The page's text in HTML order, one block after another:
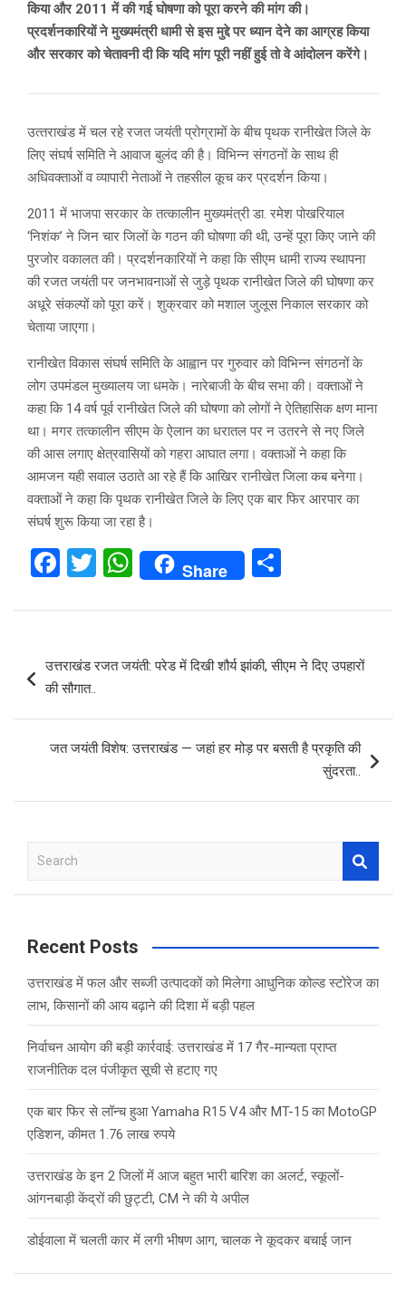
किया और 2011 में की गई घोषणा को पूरा करने की मांग की।
प्रदर्शनकारियों ने मुख्यमंत्री धामी से इस मुद्दे पर ध्यान देने का आग्रह किया
और सरकार को चेतावनी दी कि यदि मांग पूरी नहीं हुई तो वे आंदोलन करेंगे।
उत्‍तराखंड में चल रहे रजत जयंती प्रोग्रामों के बीच पृथक रानीखेत जिले के
लिए संघर्ष समिति ने आवाज बुलंद की है। विभिन्न संगठनों के साथ ही
अधिवक्ताओं व व्यापारी नेताओं ने तहसील कूच कर प्रदर्शन किया।
2011 में भाजपा सरकार के तत्कालीन मुख्यमंत्री डा. रमेश पोखरियाल
‘निशंक’ ने जिन चार जिलों के गठन की घोषणा की थी, उन्हें पूरा किए जाने की
पुरजोर वकालत की। प्रदर्शनकारियों ने कहा कि सीएम धामी राज्य स्थापना
की रजत जयंती पर जनभावनाओं से जुड़े पृथक रानीखेत जिले की घोषणा कर
अधूरे संकल्पों को पूरा करें। शुक्रवार को मशाल जुलूस निकाल सरकार को
चेताया जाएगा।
रानीखेत विकास संघर्ष समिति के आह्वान पर गुरुवार को विभिन्न संगठनों के
लोग उपमंडल मुख्यालय जा धमके। नारेबाजी के बीच सभा की। वक्ताओं ने
कहा कि 14 वर्ष पूर्व रानीखेत जिले की घोषणा को लोगों ने ऐतिहासिक क्षण माना
था। मगर तत्कालीन सीएम के ऐलान का धरातल पर न उतरने से नए जिले
की आस लगाए क्षेत्रवासियों को गहरा आघात लगा। वक्ताओं ने कहा कि
आमजन यही सवाल उठाते आ रहे हैं कि आखिर रानीखेत जिला कब बनेगा।
वक्ताओं ने कहा कि पृथक रानीखेत जिले के लिए एक बार फिर आरपार का
संघर्ष शुरू किया जा रहा है।
F
ce
o
k
T
tt
W
h
at
s
A
p
Share
ar
navigation
उत्तराखंड रजत जयंती: परेड में दिखी शौर्य झांकी, सीएम ने दिए उपहारों
की सौगात..
जत जयंती विशेष: उत्तराखंड — जहां हर मोड़ पर बसती है प्रकृति की
सुंदरता..
a
c
Recent Posts
उत्तराखंड में फल और सब्जी उत्पादकों को मिलेगा आधुनिक कोल्ड स्टोरेज का
लाभ, किसानों की आय बढ़ाने की दिशा में बड़ी पहल
निर्वाचन आयोग की बड़ी कार्रवाई: उत्तराखंड में 17 गैर-मान्यता प्राप्त
राजनीतिक दल पंजीकृत सूची से हटाए गए
एक बार फिर से लॉन्च हुआ Yamaha R15 V4 और MT-15 का MotoGP
एडिशन, कीमत 1.76 लाख रुपये
उत्तराखंड के इन 2 जिलों में आज बहुत भारी बारिश का अलर्ट, स्कूलों-
आंगनबाड़ी केंद्रों की छुट्टी, CM ने की ये अपील
डोईवाला में चलती कार में लगी भीषण आग, चालक ने कूदकर बचाई जान